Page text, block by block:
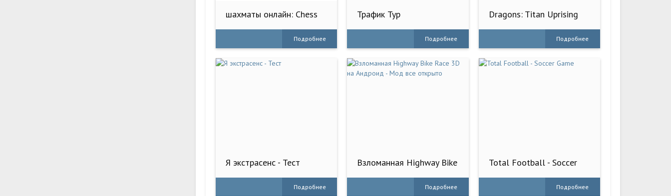
шахматы онлайн: Chess
Подробнее
Трафик Тур
Подробнее
Dragons: Titan Uprising
Подробнее
Я экстрасенс - Тест
Подробнее
Взломанная Highway Bike
Мод все открытоПодробнее
Total Football - Soccer
Подробнее